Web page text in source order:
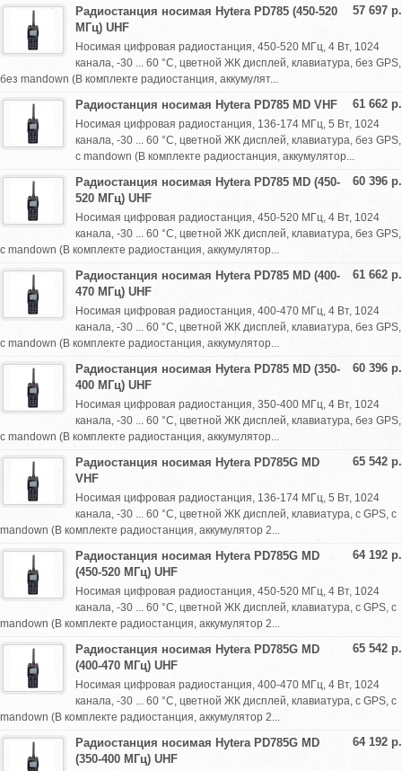
57 697 р.
Радиостанция носимая Hytera PD785 (450-520
МГц) UHF
Носимая цифровая радиостанция, 450-520 МГц, 4 Вт, 1024
канала, -30 ... 60 °С, цветной ЖК дисплей, клавиатура, без GPS,
без mandown (В комплекте радиостанция, аккумулят...
61 662 р.
Радиостанция носимая Hytera PD785 MD VHF
Носимая цифровая радиостанция, 136-174 МГц, 5 Вт, 1024
канала, -30 ... 60 °С, цветной ЖК дисплей, клавиатура, без GPS,
с mandown (В комплекте радиостанция, аккумулятор...
60 396 р.
Радиостанция носимая Hytera PD785 MD (450-
520 МГц) UHF
Носимая цифровая радиостанция, 450-520 МГц, 4 Вт, 1024
канала, -30 ... 60 °С, цветной ЖК дисплей, клавиатура, без GPS,
с mandown (В комплекте радиостанция, аккумулятор...
61 662 р.
Радиостанция носимая Hytera PD785 MD (400-
470 МГц) UHF
Носимая цифровая радиостанция, 400-470 МГц, 4 Вт, 1024
канала, -30 ... 60 °С, цветной ЖК дисплей, клавиатура, без GPS,
с mandown (В комплекте радиостанция, аккумулятор...
60 396 р.
Радиостанция носимая Hytera PD785 MD (350-
400 МГц) UHF
Носимая цифровая радиостанция, 350-400 МГц, 4 Вт, 1024
канала, -30 ... 60 °С, цветной ЖК дисплей, клавиатура, без GPS,
с mandown (В комплекте радиостанция, аккумулятор...
65 542 р.
Радиостанция носимая Hytera PD785G MD
VHF
Носимая цифровая радиостанция, 136-174 МГц, 5 Вт, 1024
канала, -30 ... 60 °С, цветной ЖК дисплей, клавиатура, с GPS, с
mandown (В комплекте радиостанция, аккумулятор 2...
64 192 р.
Радиостанция носимая Hytera PD785G MD
(450-520 МГц) UHF
Носимая цифровая радиостанция, 450-520 МГц, 4 Вт, 1024
канала, -30 ... 60 °С, цветной ЖК дисплей, клавиатура, с GPS, с
mandown (В комплекте радиостанция, аккумулятор 2...
65 542 р.
Радиостанция носимая Hytera PD785G MD
(400-470 МГц) UHF
Носимая цифровая радиостанция, 400-470 МГц, 4 Вт, 1024
канала, -30 ... 60 °С, цветной ЖК дисплей, клавиатура, с GPS, с
mandown (В комплекте радиостанция, аккумулятор 2...
64 192 р.
Радиостанция носимая Hytera PD785G MD
(350-400 МГц) UHF